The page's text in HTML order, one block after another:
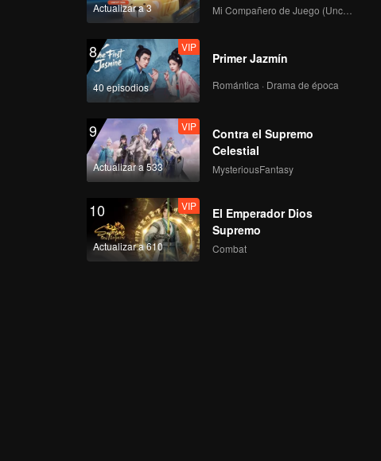
Actualizar a 3 Mi Compañero de Juego (Uncut Ver.)
8
40 episodios
VIP
Primer Jazmín
Romántica · Drama de época
9
Actualizar a 533
VIP
Contra el Supremo
Celestial
MysteriousFantasy
10
Actualizar a 610
VIP
El Emperador Dios
Supremo
Combat